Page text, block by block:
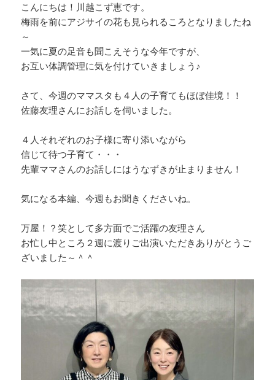
こんにちは！川越こず恵です。
梅雨を前にアジサイの花も見られるころとなりましたね
～
一気に夏の足音も聞こえそうな今年ですが、
お互い体調管理に気を付けていきましょう♪
さて、今週のママスタも４人の子育てもほぼ佳境！！
佐藤友理さんにお話しを伺いました。
４人それぞれのお子様に寄り添いながら
信じて待つ子育て・・・
先輩ママさんのお話しにはうなずきが止まりません！
気になる本編、今週もお聞きくださいね。
万屋！？笑として多方面でご活躍の友理さん
お忙し中ところ２週に渡りご出演いただきありがとうご
ざいました～＾＾